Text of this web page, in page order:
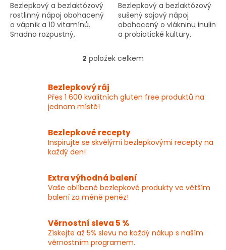
Bezlepkový a bezlaktózový
rostlinný nápoj obohacený
o vápník a 10 vitamínů.
Snadno rozpustný,
nápojů, kávy i pečení.
Bezlepkový a bezlaktózový
sušený sojový nápoj
obohacený o vlákninu inulin
a probiotické kultury.
univerzální použití. Z 400g
balení připravíte 4 litry
O
á
d
í
p
r
y
v
ý
s
u
2 položek celkem
Bezlepkový ráj
Přes 1 600 kvalitních gluten free produktů na
jednom místě!
Bezlepkové recepty
Inspirujte se skvělými bezlepkovými recepty na
každý den!
Extra výhodná balení
Vaše oblíbené bezlepkové produkty ve větším
balení za méně peněz!
Věrnostní sleva 5 %
Získejte až 5% slevu na každý nákup s naším
věrnostním programem.